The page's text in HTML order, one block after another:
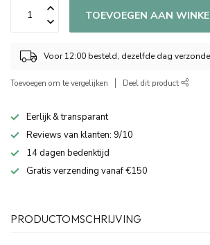
TOEVOEGEN AAN
Voor 12:00 besteld, dezelfde dag
Toevoegen om te vergelijken Deel dit product
Eerlijk & transparant
Reviews van klanten: 9/10
14 dagen bedenktijd
Gratis verzending vanaf €150
PRODUCTOMSCHRIJVING